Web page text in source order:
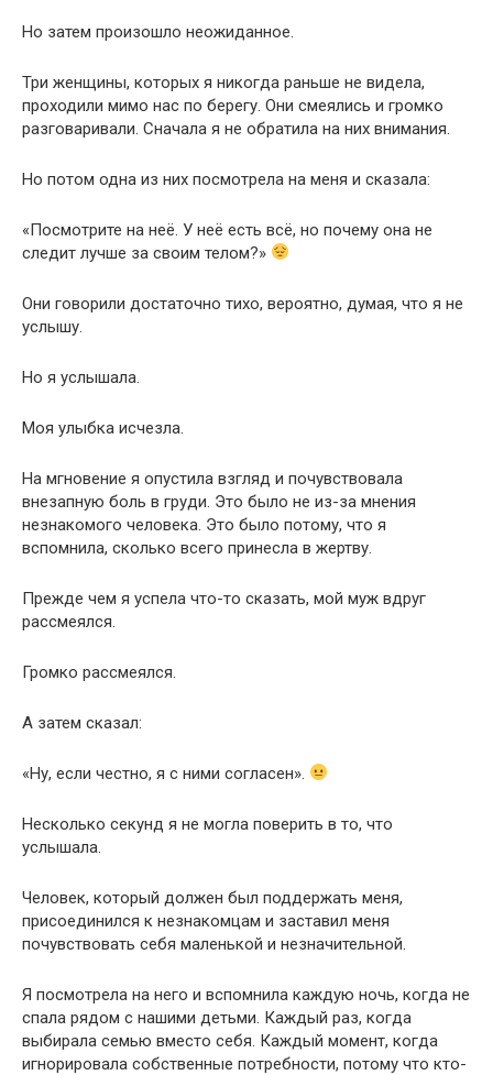
Но затем произошло неожиданное.
Три женщины, которых я никогда раньше не видела,
проходили мимо нас по берегу. Они смеялись и громко
разговаривали. Сначала я не обратила на них внимания.
Но потом одна из них посмотрела на меня и сказала:
«Посмотрите на неё. У неё есть всё, но почему она не
следит лучше за своим телом?»
Они говорили достаточно тихо, вероятно, думая, что я не
услышу.
Но я услышала.
Моя улыбка исчезла.
На мгновение я опустила взгляд и почувствовала
внезапную боль в груди. Это было не из-за мнения
незнакомого человека. Это было потому, что я
вспомнила, сколько всего принесла в жертву.
Прежде чем я успела что-то сказать, мой муж вдруг
рассмеялся.
Громко рассмеялся.
А затем сказал:
«Ну, если честно, я с ними согласен».
Несколько секунд я не могла поверить в то, что
услышала.
Человек, который должен был поддержать меня,
присоединился к незнакомцам и заставил меня
почувствовать себя маленькой и незначительной.
Я посмотрела на него и вспомнила каждую ночь, когда не
спала рядом с нашими детьми. Каждый раз, когда
выбирала семью вместо себя. Каждый момент, когда
игнорировала собственные потребности, потому что кто-